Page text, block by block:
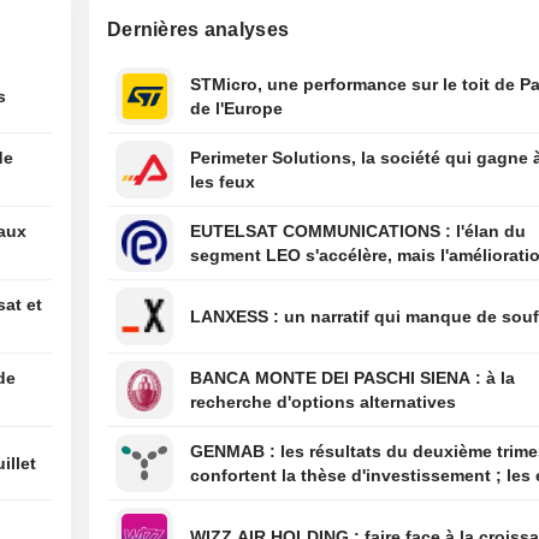
Mexique
siégera à la
sur son projet du
Manchester Ship
débloque 2
de batteries -
Cook de la Fed -
et
Dernières analyses
STMicro, une performance sur le toit de
de l'Europe
Perimeter Solutions, la société qui gagne
les feux
EUTELSAT COMMUNICATIONS : l'élan du
segment LEO s'accélère, mais
LANXESS : un narratif qui manque de
BANCA MONTE DEI PASCHI SIENA : à la
recherche d'options alternatives
GENMAB : les résultats du deuxième trimestre
confortent la thèse d'investissement ; les